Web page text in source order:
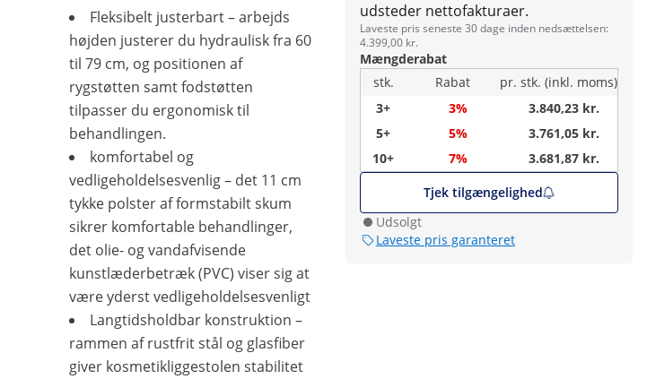
udsteder nettofakturaer.
Laveste pris seneste 30 dage inden nedsættelsen:
4.399,00 kr.
Mængderabat
stk.
Rabat
pr. stk. (inkl. moms)
3+
3%
3.840,23 kr.
5+
5%
3.761,05 kr.
10+
7%
3.681,87 kr.
Tjek tilgængelighed
Udsolgt
Laveste pris garanteret
Fleksibelt justerbart – arbejds
højden justerer du hydraulisk fra 60
til 79 cm, og positionen af
rygstøtten samt fodstøtten
tilpasser du ergonomisk til
behandlingen.
komfortabel og
vedligeholdelsesvenlig – det 11 cm
tykke polster af formstabilt skum
sikrer komfortable behandlinger,
det olie- og vandafvisende
kunstlæderbetræk (PVC) viser sig at
være yderst vedligeholdelsesvenligt
Langtidsholdbar konstruktion –
rammen af rustfrit stål og glasfiber
giver kosmetikliggestolen stabilitet